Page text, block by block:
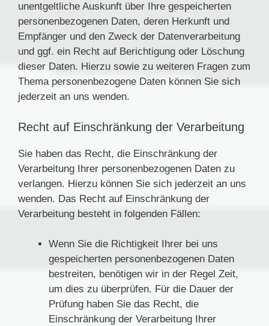
unentgeltliche Auskunft über Ihre gespeicherten
personenbezogenen Daten, deren Herkunft und
Empfänger und den Zweck der Datenverarbeitung
und ggf. ein Recht auf Berichtigung oder Löschung
dieser Daten. Hierzu sowie zu weiteren Fragen zum
Thema personenbezogene Daten können Sie sich
jederzeit an uns wenden.
Recht auf Einschränkung der Verarbeitung
Sie haben das Recht, die Einschränkung der
Verarbeitung Ihrer personenbezogenen Daten zu
verlangen. Hierzu können Sie sich jederzeit an uns
wenden. Das Recht auf Einschränkung der
Verarbeitung besteht in folgenden Fällen:
Wenn Sie die Richtigkeit Ihrer bei uns
gespeicherten personenbezogenen Daten
bestreiten, benötigen wir in der Regel Zeit,
um dies zu überprüfen. Für die Dauer der
Prüfung haben Sie das Recht, die
Einschränkung der Verarbeitung Ihrer